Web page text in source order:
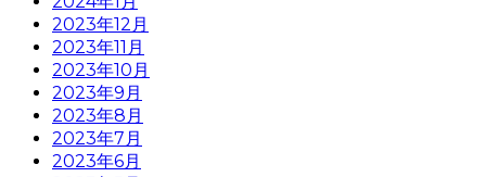
2023年12月
2023年11月
2023年10月
2023年9月
2023年8月
2023年7月
2023年6月